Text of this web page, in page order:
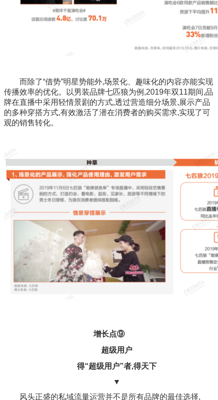
而除了“借势”明星势能外,场景化、趣味化的内容亦能实现
传播效率的优化。以男装品牌七匹狼为例,2019年双11期间,品
牌在直播中采用轻情景剧的方式,透过营造细分场景,展示产品
的多种穿搭方式,有效激活了潜在消费者的购买需求,实现了可
观的销售转化。
增长点⑨
超级用户
得“超级用户”者,得天下
▼
风头正盛的私域流量运营并不是所有品牌的最佳选择,